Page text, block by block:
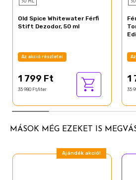
Geraniol
Citral
Geranyl Acetate
Citronellol
Isoeugenol
Eugenol
Benzaldehyde
Old Spice Whitewater Férfi
Stift Dezodor, 50 ml
Az akció részletei
1 799 Ft
35 980 Ft/liter
1
35
MÁSOK MÉG EZEKET IS
Ajándék akció!